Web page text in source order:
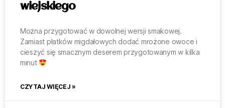
wiejskiego
Można przygotować w dowolnej wersji smakowej.
Zamiast płatków migdałowych dodać mrożone owoce i
cieszyć się smacznym deserem przygotowanym w kilka
minut
CZYTAJ WIĘCEJ »